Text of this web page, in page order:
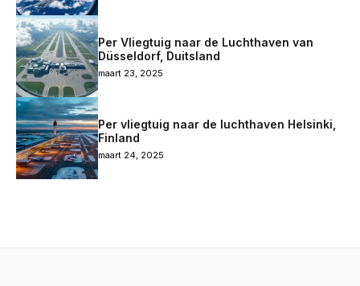
Per Vliegtuig naar de Luchthaven van
Düsseldorf, Duitsland
maart 23, 2025
Per vliegtuig naar de luchthaven Helsinki,
Finland
maart 24, 2025